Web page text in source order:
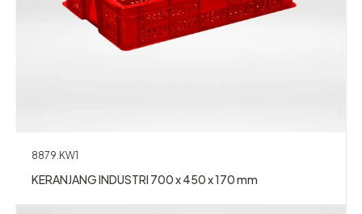
8879.KW1
KERANJANG INDUSTRI 700 x 450 x 170 mm